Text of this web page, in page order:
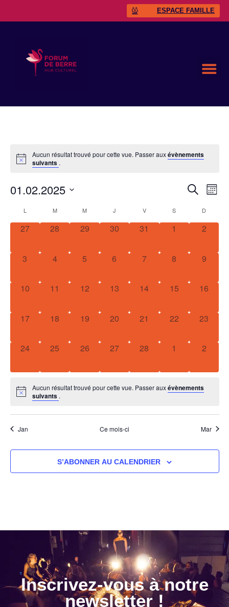
ESPACE FAMILLE
Aucun résultat trouvé pour cette vue. Passer auxévènements
suivants .
de
MOIS
01.02.2025
Calendrier
de
Évènements
L M M J V S D
0 évènement,
27 0 évènement,
28 0 évènement,
29 0 évènement,
30 0 évènement,
31 0 évènement,
1 0
2
0 évènement,
3 0 évènement,
4 0 évènement,
5 0 évènement,
6 0 évènement,
7 0 évènement,
8 0
9
0 évènement,
10 0 évènement,
11 0 évènement,
12 0 évènement,
13 0 évènement,
14 0 évènement,
15 0
16
0 évènement,
17 0 évènement,
18 0 évènement,
19 0 évènement,
20 0 évènement,
21 0 évènement,
22 0
23
0 évènement,
24 0 évènement,
25 0 évènement,
26 0 évènement,
27 0 évènement,
28 0 évènement,
1 0
2
Aucun résultat trouvé pour cette vue. Passer auxévènements
suivants .
Jan Ce mois-ci Mar
S’ABONNER AU CALENDRIER
Inscrivez-vous à notre
newsletter !